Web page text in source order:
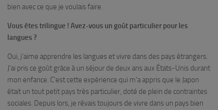
bien avec ce que je voulais faire.
Vous êtes trilingue ! Avez-vous un goût particulier pour les
langues ?
Oui, j’aime apprendre les langues et vivre dans des pays étrangers.
J’ai pris ce goût grâce à un séjour de deux ans aux États-Unis durant
mon enfance. C’est cette expérience qui m’a appris que le Japon
était un tout petit pays très particulier, doté de plein de contraintes
sociales. Depuis lors, je rêvais toujours de vivre dans un pays bien